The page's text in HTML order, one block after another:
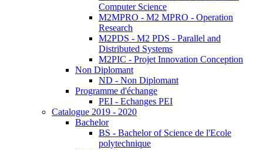
Computer Science
M2MPRO - M2 MPRO - Operation
Research
M2PDS - M2 PDS - Parallel and
Distributed Systems
M2PIC - Projet Innovation Conception
Non Diplomant
ND - Non Diplomant
Programme d'échange
PEI - Echanges PEI
Catalogue 2019 - 2020
Bachelor
BS - Bachelor of Science de l'Ecole
polytechnique